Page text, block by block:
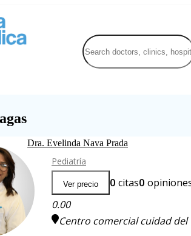
Dra. Evelinda Nava Prada
Pediatría
Ver precio 0 citas0
0.00
Centro comercial cuidad del